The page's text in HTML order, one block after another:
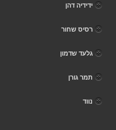
ידידיה דהן
רסיס שחור
גלעד שדמון
תמר גורן
נווד